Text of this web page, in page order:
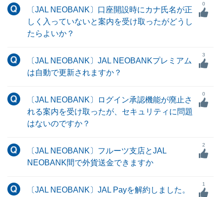
〔JAL NEOBANK〕口座開設時にカナ氏名が正
しく入っていないと案内を受け取ったがどうし
たらよいか？
0
〔JAL NEOBANK〕JAL NEOBANKプレミアム
は自動で更新されますか？
3
〔JAL NEOBANK〕ログイン承認機能が廃止さ
れる案内を受け取ったが、セキュリティに問題
はないのですか？
0
〔JAL NEOBANK〕フルーツ支店とJAL
NEOBANK間で外貨送金できますか
2
〔JAL NEOBANK〕JAL Payを解約しました。
1